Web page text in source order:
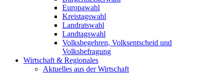
Europawahl
Kreistagswahl
Landratswahl
Landtagswahl
Volksbegehren, Volksentscheid und
Volksbefragung
Wirtschaft & Regionales
Aktuelles aus der Wirtschaft